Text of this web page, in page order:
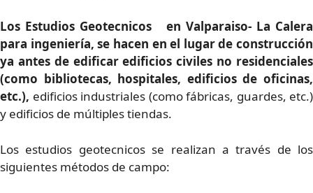
Los Estudios Geotecnicos en Valparaiso- La Calera
para ingeniería, se hacen en el lugar de construcción
ya antes de edificar edificios civiles no residenciales
(como bibliotecas, hospitales, edificios de oficinas,
etc.), edificios industriales (como fábricas, guardes, etc.)
y edificios de múltiples tiendas.
Los estudios geotecnicos se realizan a través de los
siguientes métodos de campo: